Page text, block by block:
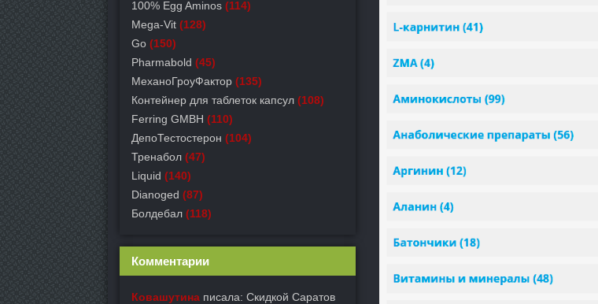
100% Egg Aminos (114)
Mega-Vit (128)
Go (150)
Pharmabold (45)
МеханоГроуФактор (135)
Контейнер для таблеток капсул (108)
Ferring GMBH (110)
ДепоТестостерон (104)
Тренабол (47)
Liquid (140)
Dianoged (87)
Болдебал (118)
Комментарии
Ковашутина писала: Скидкой Саратов